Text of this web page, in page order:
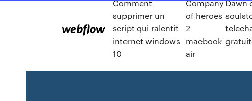
Comment
supprimer un
script qui ralentit
internet windows
10
Company
of heroes
2
macbook
air
Dawn